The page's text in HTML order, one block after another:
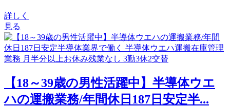
詳しく
見る
【18～39歳の男性活躍中】半導体ウエ
ハの運搬業務/年間休日187日安定半...